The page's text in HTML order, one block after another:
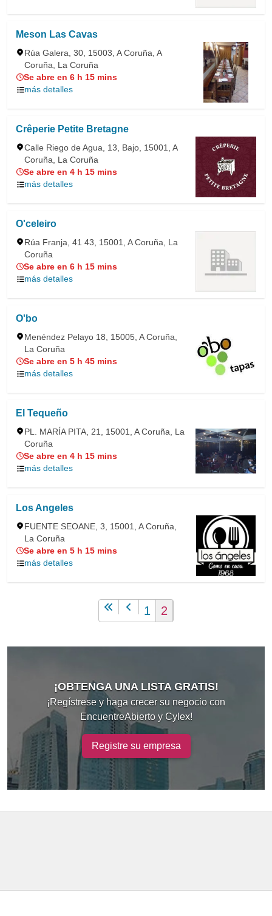
Meson Las Cavas
Rúa Galera, 30, 15003, A Coruña, A
Coruña, La Coruña
Se abre en 6 h 15 mins
más detalles
Crêperie Petite Bretagne
Calle Riego de Agua, 13, Bajo, 15001, A
Coruña, La Coruña
Se abre en 4 h 15 mins
más detalles
O'celeiro
Rúa Franja, 41 43, 15001, A Coruña, La
Coruña
Se abre en 6 h 15 mins
más detalles
O'bo
Menéndez Pelayo 18, 15005, A Coruña,
La Coruña
Se abre en 5 h 45 mins
más detalles
El Tequeño
PL. MARÍA PITA, 21, 15001, A Coruña, La
Coruña
Se abre en 4 h 15 mins
más detalles
Los Angeles
FUENTE SEOANE, 3, 15001, A Coruña,
La Coruña
Se abre en 5 h 15 mins
más detalles
1 2
¡OBTENGA UNA LISTA GRATIS!
¡Regístrese y haga crecer su negocio con
EncuentreAbierto y Cylex!
Registre su empresa